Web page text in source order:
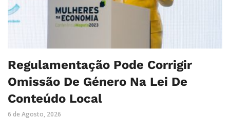
Regulamentação Pode Corrigir
Omissão De Género Na Lei De
Conteúdo Local
6 de Agosto, 2026